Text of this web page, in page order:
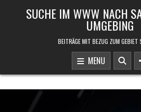
SUCHE IM WWW NACH
UMGEBING
BEITRÄGE MIT BEZUG ZUM GEBIET
MENU